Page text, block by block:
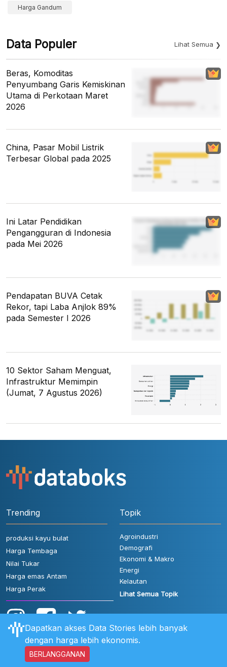
Harga Gandum
Data Populer Lihat Semua
Beras, Komoditas
Penyumbang Garis Kemiskinan
Utama di Perkotaan Maret
2026
China, Pasar Mobil Listrik
Terbesar Global pada 2025
Ini Latar Pendidikan
Pengangguran di Indonesia
pada Mei 2026
Pendapatan BUVA Cetak
Rekor, tapi Laba Anjlok 89%
pada Semester I 2026
10 Sektor Saham Menguat,
Infrastruktur Memimpin
(Jumat, 7 Agustus 2026)
Trending
produksi kayu bulat
Harga Tembaga
Nilai Tukar
Harga emas Antam
Harga Perak
Topik
Agroindustri
Demografi
Ekonomi & Makro
Energi
Kelautan
Lihat Semua Topik
Aturan Pengguna Hubungi Kami
Dapatkan akses Data Stories lebih banyak
dengan harga lebih ekonomis.
BERLANGGANAN